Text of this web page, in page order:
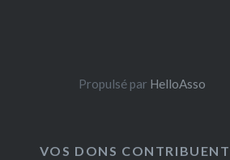
Propulsé par HelloAsso
VOS DONS CONTRIBUENT